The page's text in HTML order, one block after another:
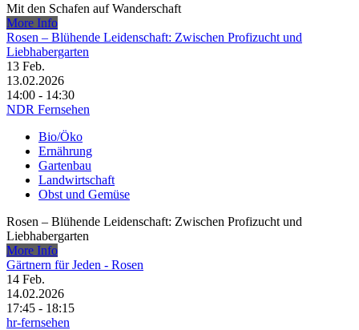
Mit den Schafen auf Wanderschaft
More Info
Rosen – Blühende Leidenschaft: Zwischen Profizucht und
Liebhabergarten
13 Feb.
13.02.2026
14:00 - 14:30
NDR Fernsehen
Bio/Öko
Ernährung
Gartenbau
Landwirtschaft
Obst und Gemüse
Rosen – Blühende Leidenschaft: Zwischen Profizucht und
Liebhabergarten
More Info
Gärtnern für Jeden - Rosen
14 Feb.
14.02.2026
17:45 - 18:15
hr-fernsehen